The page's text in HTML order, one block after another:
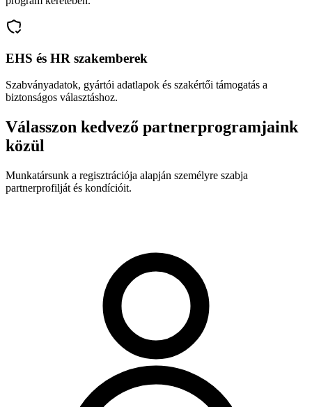
EHS és HR szakemberek
Szabványadatok, gyártói adatlapok és szakértői támogatás a
biztonságos választáshoz.
Válasszon kedvező partnerprogramjaink
közül
Munkatársunk a regisztrációja alapján személyre szabja
partnerprofilját és kondícióit.